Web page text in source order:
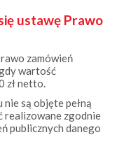
zamówień
wartość
zł netto.
są objęte pełną
zgodnie
publicznych danego